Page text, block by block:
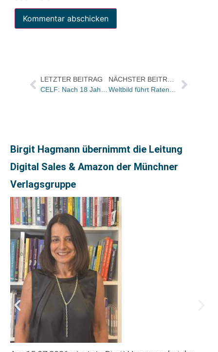
LETZTER BEITRAG
Birgit Hagmann übernimmt die Leitung
Digital Sales & Amazon der Münchner
Verlagsgruppe